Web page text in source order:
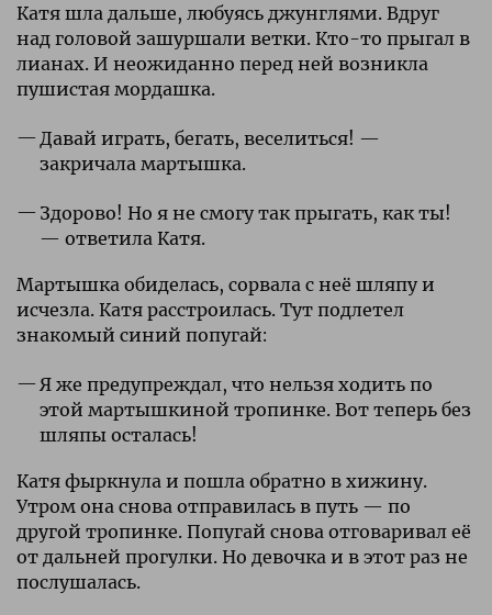
Катя шла дальше, любуясь джунглями. Вдруг
над головой зашуршали ветки. Кто-то прыгал в
лианах. И неожиданно перед ней возникла
пушистая мордашка.
Давай играть, бегать, веселиться! —
закричала мартышка.
Здорово! Но я не смогу так прыгать, как ты!
— ответила Катя.
Мартышка обиделась, сорвала с неё шляпу и
исчезла. Катя расстроилась. Тут подлетел
знакомый синий попугай:
Я же предупреждал, что нельзя ходить по
этой мартышкиной тропинке. Вот теперь без
шляпы осталась!
Катя фыркнула и пошла обратно в хижину.
Утром она снова отправилась в путь — по
другой тропинке. Попугай снова отговаривал её
от дальней прогулки. Но девочка и в этот раз не
послушалась.